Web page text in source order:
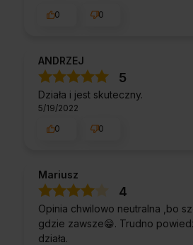
0 0
ANDRZEJ
5
Działa i jest skuteczny.
5/19/2022
0
0
Mariusz
4
Opinia chwilowo neutralna ,bo
gdzie zawsze😁. Trudno
działa.